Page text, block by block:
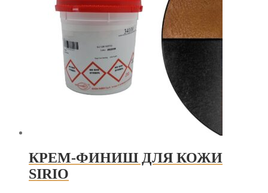
КРЕМ-ФИНИШ ДЛЯ КОЖИ
SIRIO